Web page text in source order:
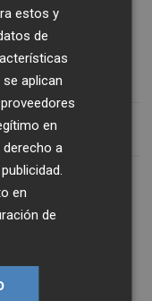
de
estos y
de
aplican
en
a
en
de